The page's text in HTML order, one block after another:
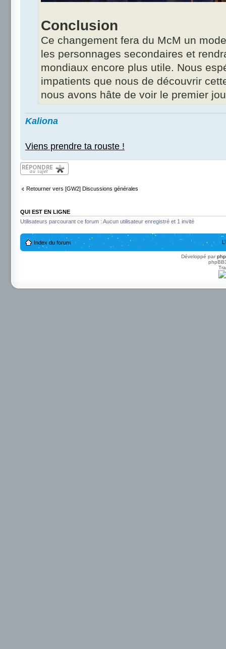
Conclusion
Ce changement fera du McM un
les personnages secondaires et
mondiaux encore plus utile. Nous
impatients que nous de découvrir
nous avons hâte de voir le premier
Kaliona
Viens prendre ta rouste !
Répondre
Retourner vers [GW2] Discussions générales
QUI EST EN LIGNE
Utilisateurs parcourant ce forum : Aucun utilisateur enregistré et 1 invité
Index du forum
Développé par